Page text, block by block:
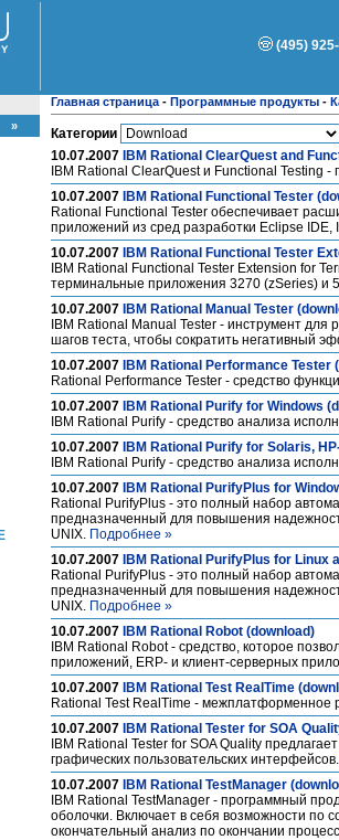
(495)
Главная страница - Программные продукты -
Категории
10.07.2007 IBM Rational ClearQuest and
IBM Rational ClearQuest и Functional Testing
10.07.2007 IBM Rational Functional Tester
Rational Functional Tester обеспечивает
приложений из сред разработки Eclipse IDE,
10.07.2007 IBM Rational Functional Tester
IBM Rational Functional Tester Extension for
терминальные приложения 3270 (zSeries) и
10.07.2007 IBM Rational Manual Tester
IBM Rational Manual Tester - инструмент для
шагов теста, чтобы сократить негативный
10.07.2007 IBM Rational Performance Tester
Rational Performance Tester - средство
10.07.2007 IBM Rational Purify for Windows
IBM Rational Purify - средство анализа
10.07.2007 IBM Rational Purify for Solaris,
IBM Rational Purify - средство анализа
10.07.2007 IBM Rational PurifyPlus for
Rational PurifyPlus - это полный набор
предназначенный для повышения
UNIX. Подробнее »
10.07.2007 IBM Rational PurifyPlus for Linux
Rational PurifyPlus - это полный набор
предназначенный для повышения
UNIX. Подробнее »
10.07.2007 IBM Rational Robot (download)
IBM Rational Robot - средство, которое
приложений, ERP- и клиент-серверных
10.07.2007 IBM Rational Test RealTime
Rational Test RealTime - межплатформенное
10.07.2007 IBM Rational Tester for SOA
IBM Rational Tester for SOA Quality
графических пользовательских интерфейсов.
10.07.2007 IBM Rational TestManager
IBM Rational TestManager - программный
оболочки. Включает в себя возможности по
окончательный анализ по окончании